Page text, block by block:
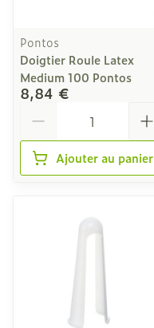
Pontos
Doigtier Roule Latex
Medium 100 Pontos
8,84 €
Ajouter au panier